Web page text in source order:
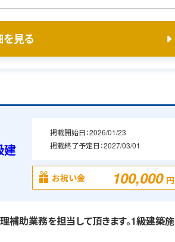
見る
建
掲載開始日：2026/01/23
掲載終了予定日：2027/03/01
お祝い金 100,000 円
助業務を担当して頂きます。1級建築施